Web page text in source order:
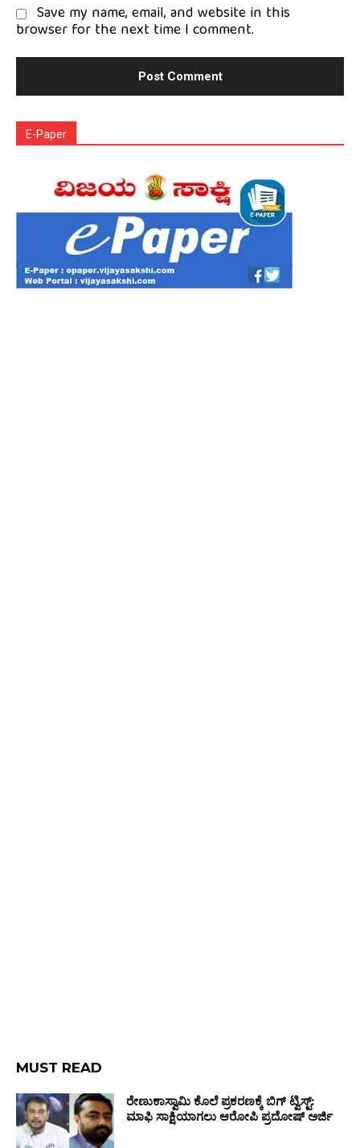
Save my name, email, and website in this
browser for the next time I comment.
E-Paper
MUST READ
ರೇಣುಕಾಸ್ವಾಮಿ ಕೊಲೆ ಪ್ರಕರಣಕ್ಕೆ ಬಿಗ್ ಟ್ವಿಸ್ಟ್:
ಮಾಫಿ ಸಾಕ್ಷಿಯಾಗಲು ಆರೋಪಿ ಪ್ರದೋಷ್ ಅರ್ಜಿ